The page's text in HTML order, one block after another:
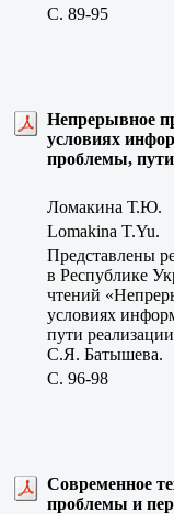
C. 89-95
Непрерывное
условиях
проблемы,
Ломакина Т.Ю.
Lomakina T.Yu.
Представлены
в Республике
чтений
условиях
пути
С.Я. Батышева.
C. 96-98
Современное
проблемы и